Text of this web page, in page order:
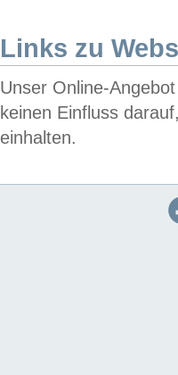
Links zu
Unser Online-
keinen Einfluss
einhalten.